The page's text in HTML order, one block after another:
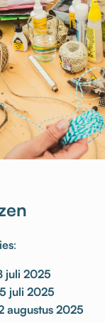
:
juli 2025
juli 2025
augustus 2025